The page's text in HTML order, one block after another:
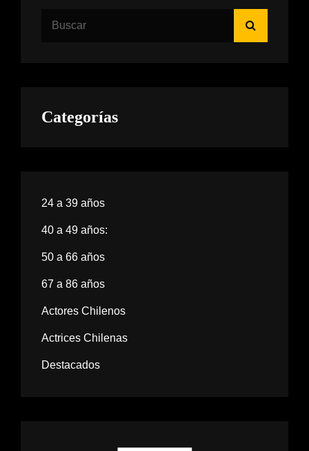
Categorías
24 a 39 años
40 a 49 años:
50 a 66 años
67 a 86 años
Actores Chilenos
Actrices Chilenas
Destacados